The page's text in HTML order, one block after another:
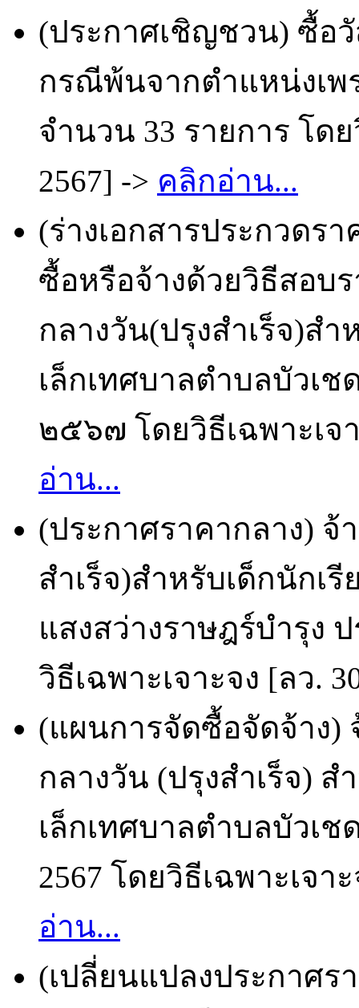
(ประกาศเชิญชวน) ซื้อ
กรณีพ้นจากตำแหน่งเพ
จำนวน 33 รายการ โด
2567] -> คลิกอ่าน...
(ร่างเอกสารประกวดรา
ซื้อหรือจ้างด้วยวิธีสอบ
กลางวัน(ปรุงสำเร็จ)ส
เล็กเทศบาลตำบลบัวเ
๒๕๖๗ โดยวิธีเฉพาะเจ
อ่าน...
(ประกาศราคากลาง) จ้
สำเร็จ)สำหรับเด็กนัก
แสงสว่างราษฎร์บำรุง
วิธีเฉพาะเจาะจง [ลว.
(แผนการจัดซื้อจัดจ้าง)
กลางวัน (ปรุงสำเร็จ)
เล็กเทศบาลตำบลบัวเ
2567 โดยวิธีเฉพาะเจา
อ่าน...
(เปลี่ยนแปลงประกาศร